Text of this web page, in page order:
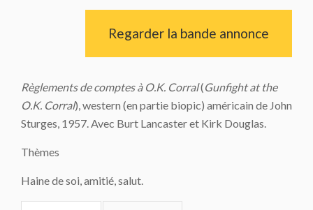
Regarder la bande annonce
Règlements de comptes à O.K. Corral(Gunfight at the
O.K. Corral), western (en partie biopic) américain de John
Sturges, 1957. Avec Burt Lancaster et Kirk Douglas.
Thèmes
Haine de soi, amitié, salut.